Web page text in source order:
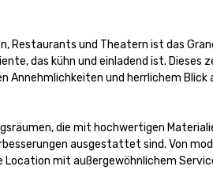
Restaurants und Theatern ist das
das kühn und einladend ist. Dieses
Annehmlichkeiten und herrlichem Blick
die mit hochwertigen
ausgestattet sind. Von
mit außergewöhnlichem